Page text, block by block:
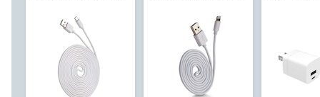
Android sélectionnés,
blanc, paq. 3